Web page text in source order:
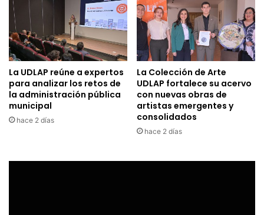
La UDLAP reúne a expertos
para analizar los retos de
la administración pública
municipal
hace 2 días
La Colección de Arte
UDLAP fortalece su acervo
con nuevas obras de
artistas emergentes y
consolidados
hace 2 días